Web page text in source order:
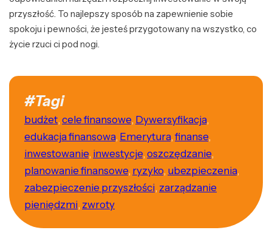
przyszłość. To najlepszy sposób na zapewnienie sobie
spokoju i pewności, że jesteś przygotowany na wszystko, co
życie rzuci ci pod nogi.
#Tagi
budżet, cele finansowe, Dywersyfikacja,
edukacja finansowa, Emerytura, finanse,
inwestowanie, inwestycje, oszczędzanie,
planowanie finansowe, ryzyko, ubezpieczenia,
zabezpieczenie przyszłości, zarządzanie
pieniędzmi, zwroty